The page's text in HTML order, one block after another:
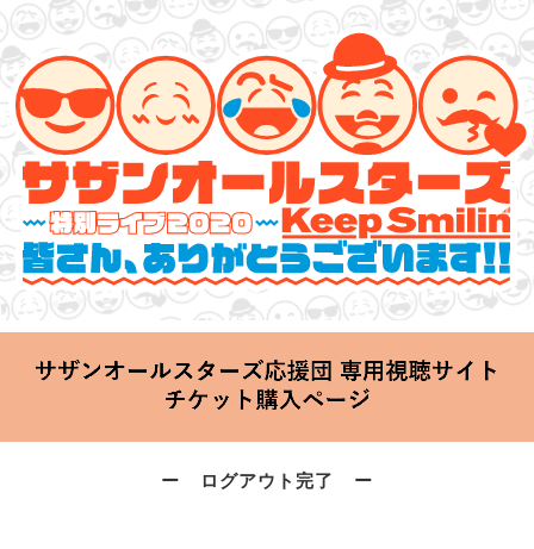
サザンオールスターズ 特別ライブ 2020
「Keep Smilin’～皆さん、ありがとうございます!!～」
2020.06.25 Thu 20:00 Start at 横浜アリーナ
ー ログアウト完了 ー